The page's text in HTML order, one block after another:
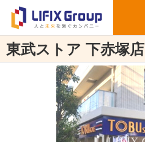
東武ストア 下赤塚店